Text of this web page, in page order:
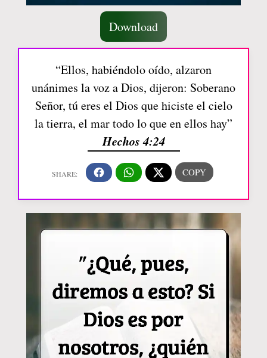
Download
“Ellos, habiéndolo oído, alzaron
unánimes la voz a Dios, dijeron: Soberano
Señor, tú eres el Dios que hiciste el cielo
la tierra, el mar todo lo que en ellos hay”
Hechos 4:24